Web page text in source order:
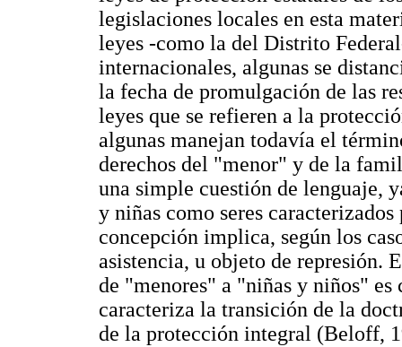
legislaciones locales en esta
leyes -como la del Distrito
internacionales, algunas se
la fecha de promulgación de las
leyes que se refieren a la
algunas manejan todavía el
derechos del "menor" y de la
una simple cuestión de lenguaje,
y niñas como seres
concepción implica, según los
asistencia, u objeto de represión.
de "menores" a "niñas y niños"
caracteriza la transición de la
de la protección integral (Beloff,